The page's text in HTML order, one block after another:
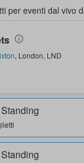
per eventi dal vivo
e
, London, LND